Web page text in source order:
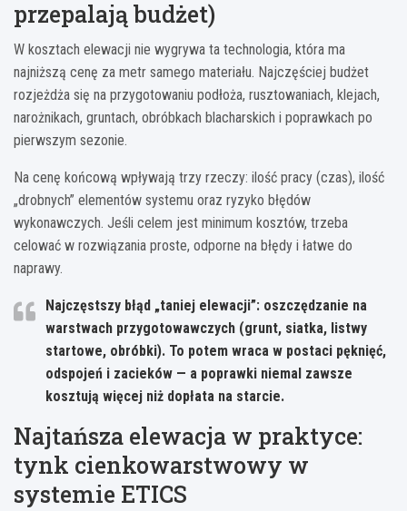
przepalają budżet)
W kosztach elewacji nie wygrywa ta technologia, która ma
najniższą cenę za metr samego materiału. Najczęściej budżet
rozjeżdża się na przygotowaniu podłoża, rusztowaniach, klejach,
narożnikach, gruntach, obróbkach blacharskich i poprawkach po
pierwszym sezonie.
Na cenę końcową wpływają trzy rzeczy: ilość pracy (czas), ilość
„drobnych” elementów systemu oraz ryzyko błędów
wykonawczych. Jeśli celem jest minimum kosztów, trzeba
celować w rozwiązania proste, odporne na błędy i łatwe do
naprawy.
Najczęstszy błąd „taniej elewacji”: oszczędzanie na
warstwach przygotowawczych (grunt, siatka, listwy
startowe, obróbki). To potem wraca w postaci pęknięć,
odspojeń i zacieków — a poprawki niemal zawsze
kosztują więcej niż dopłata na starcie.
Najtańsza elewacja w praktyce:
tynk cienkowarstwowy w
systemie ETICS